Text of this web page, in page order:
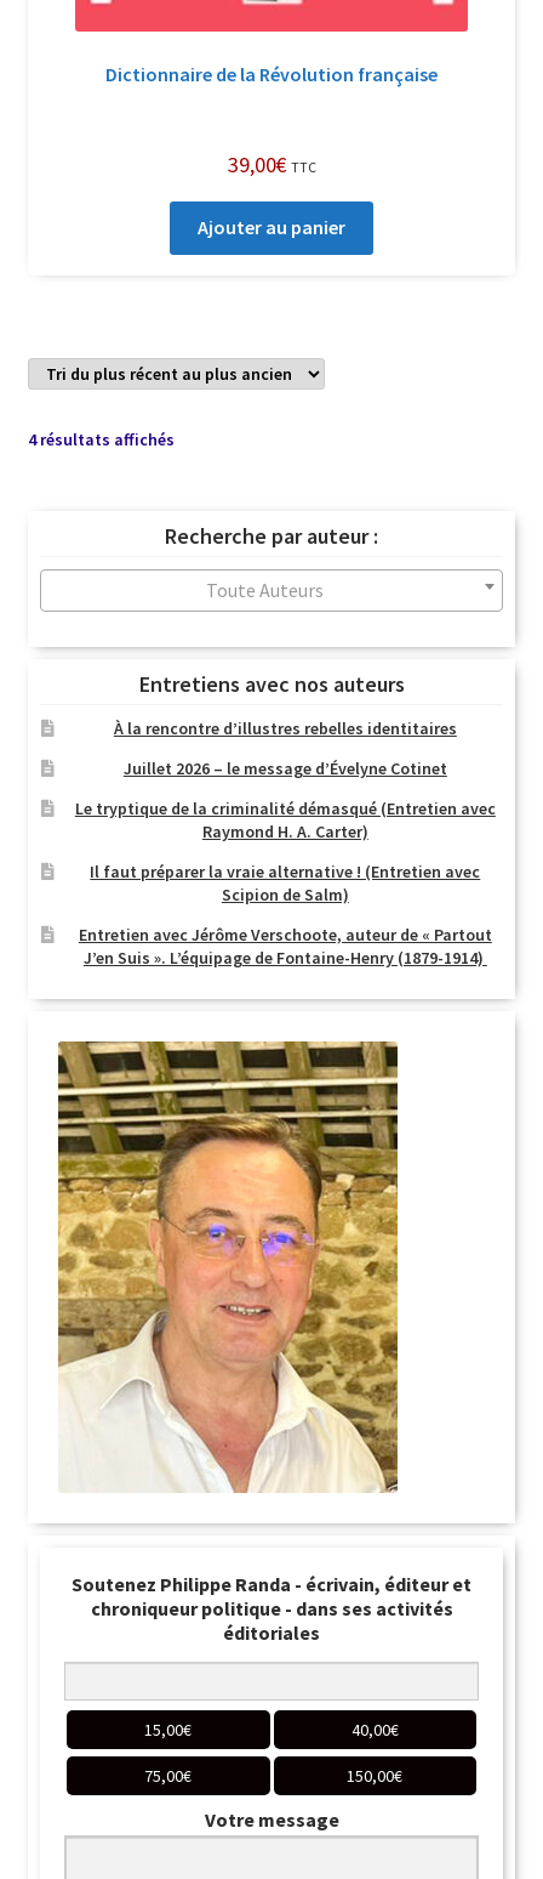
Dictionnaire de la Révolution française
39,00€ TTC
Ajouter au panier
4 résultats affichésTrié
au
plus
ancien
Recherche par auteur :
Toute Auteurs
Entretiens avec nos auteurs
À la rencontre d’illustres rebelles identitaires
Juillet 2026 – le message d’Évelyne Cotinet
Le tryptique de la criminalité démasqué (Entretien avec
Raymond H. A. Carter)
Il faut préparer la vraie alternative ! (Entretien avec
Scipion de Salm)
Entretien avec Jérôme Verschoote, auteur de « Partout
J’en Suis ». L’équipage de Fontaine-Henry (1879-1914)
Soutenez Philippe Randa - écrivain, éditeur et
chroniqueur politique - dans ses activités
éditoriales
15,00€ 40,00€
75,00€ 150,00€
Votre message